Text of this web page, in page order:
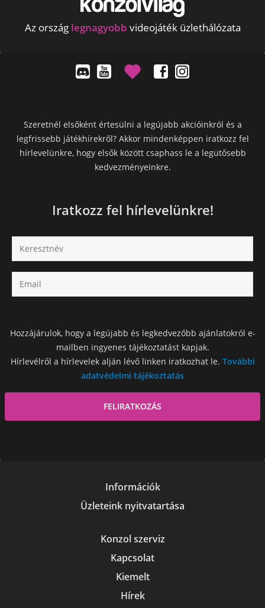
Az ország legnagyobb videojáték üzlethálózata
Szeretnél elsőként értesülni a legújabb akcióinkról és a
legfrissebb játékhírekről? Akkor mindenképpen iratkozz fel
hírlevelünkre, hogy elsők között csaphass le a legütősebb
kedvezményeinkre.
Iratkozz fel hírlevelünkre!
Hozzájárulok, hogy a legújabb és legkedvezőbb ajánlatokról e-
mailben ingyenes tájékoztatást kapjak.
Hírlevélről a hírlevelek alján lévő linken iratkozhat le. További
adatvédelmi tájékoztatás
Információk
Üzleteink nyitvatartása
Konzol szerviz
Kapcsolat
Kiemelt
Hírek